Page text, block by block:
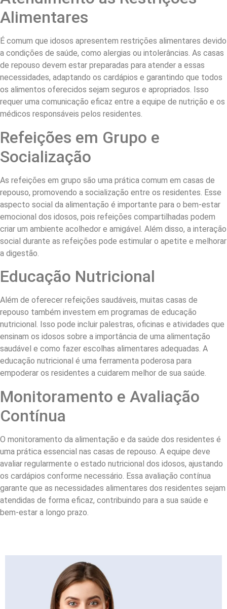
Alimentares
É comum que idosos apresentem restrições alimentares devido
a condições de saúde, como alergias ou intolerâncias. As casas
de repouso devem estar preparadas para atender a essas
necessidades, adaptando os cardápios e garantindo que todos
os alimentos oferecidos sejam seguros e apropriados. Isso
requer uma comunicação eficaz entre a equipe de nutrição e os
médicos responsáveis pelos residentes.
Refeições em Grupo e
Socialização
As refeições em grupo são uma prática comum em casas de
repouso, promovendo a socialização entre os residentes. Esse
aspecto social da alimentação é importante para o bem-estar
emocional dos idosos, pois refeições compartilhadas podem
criar um ambiente acolhedor e amigável. Além disso, a interação
social durante as refeições pode estimular o apetite e melhorar
a digestão.
Educação Nutricional
Além de oferecer refeições saudáveis, muitas casas de
repouso também investem em programas de educação
nutricional. Isso pode incluir palestras, oficinas e atividades que
ensinam os idosos sobre a importância de uma alimentação
saudável e como fazer escolhas alimentares adequadas. A
educação nutricional é uma ferramenta poderosa para
empoderar os residentes a cuidarem melhor de sua saúde.
Monitoramento e Avaliação
Contínua
O monitoramento da alimentação e da saúde dos residentes é
uma prática essencial nas casas de repouso. A equipe deve
avaliar regularmente o estado nutricional dos idosos, ajustando
os cardápios conforme necessário. Essa avaliação contínua
garante que as necessidades alimentares dos residentes sejam
atendidas de forma eficaz, contribuindo para a sua saúde e
bem-estar a longo prazo.